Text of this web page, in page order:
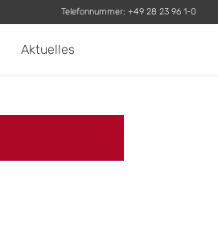
Telefonnummer:+49 28 23 96 1-0
Aktuelles